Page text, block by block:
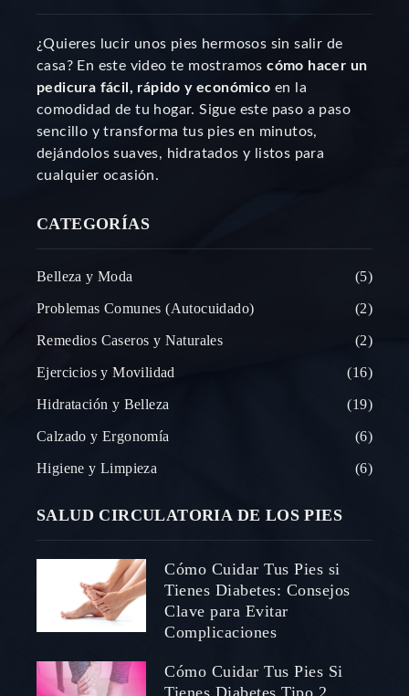
¿Quieres lucir unos pies hermosos sin salir de
casa? En este video te mostramoscómo hacer un
pedicura fácil, rápido y económico en la
comodidad de tu hogar. Sigue este paso a paso
sencillo y transforma tus pies en minutos,
dejándolos suaves, hidratados y listos para
cualquier ocasión.
CATEGORÍAS
Belleza y Moda 5
Problemas Comunes (Autocuidado) 2
Remedios Caseros y Naturales 2
Ejercicios y Movilidad 16
Hidratación y Belleza 19
Calzado y Ergonomía 6
Higiene y Limpieza 6
SALUD CIRCULATORIA DE LOS PIES
Cómo Cuidar Tus Pies si
Tienes Diabetes: Consejos
Clave para Evitar
Complicaciones
Cómo Cuidar Tus Pies Si